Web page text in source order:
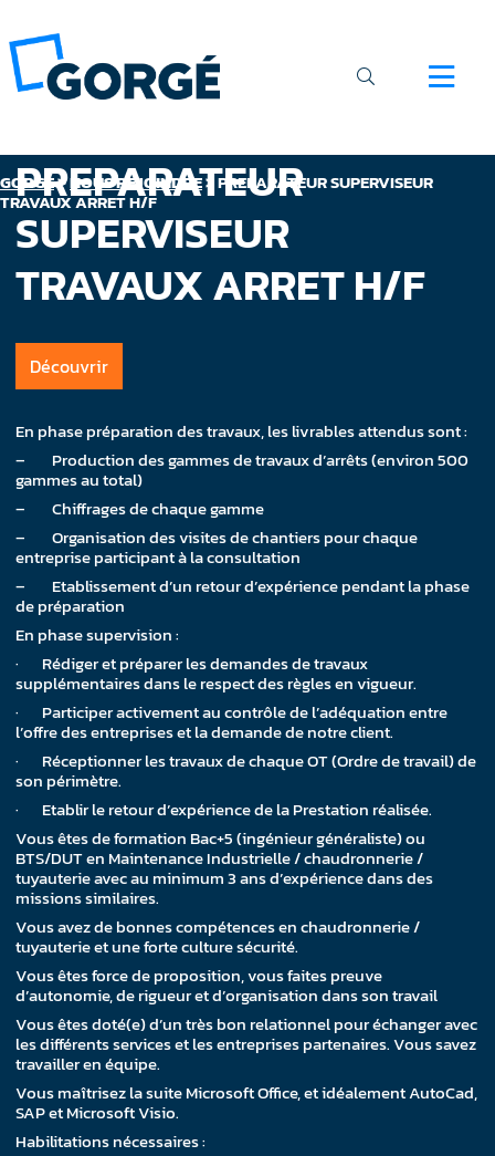
GORGÉ>NOUS REJOINDRE>PREPARATEUR SUPERVISEUR
TRAVAUX ARRET H/F
PREPARATEUR
SUPERVISEUR
TRAVAUX ARRET H/F
Découvrir
En phase préparation des travaux, les livrables attendus sont :
– Production des gammes de travaux d’arrêts (environ 500
gammes au total)
– Chiffrages de chaque gamme
– Organisation des visites de chantiers pour chaque
entreprise participant à la consultation
– Etablissement d’un retour d’expérience pendant la phase
de préparation
En phase supervision :
· Rédiger et préparer les demandes de travaux
supplémentaires dans le respect des règles en vigueur.
· Participer activement au contrôle de l’adéquation entre
l’offre des entreprises et la demande de notre client.
· Réceptionner les travaux de chaque OT (Ordre de travail) de
son périmètre.
· Etablir le retour d’expérience de la Prestation réalisée.
Vous êtes de formation Bac+5 (ingénieur généraliste) ou
BTS/DUT en Maintenance Industrielle / chaudronnerie /
tuyauterie avec au minimum 3 ans d’expérience dans des
missions similaires.
Vous avez de bonnes compétences en chaudronnerie /
tuyauterie et une forte culture sécurité.
Vous êtes force de proposition, vous faites preuve
d’autonomie, de rigueur et d’organisation dans son travail
Vous êtes doté(e) d’un très bon relationnel pour échanger avec
les différents services et les entreprises partenaires. Vous savez
travailler en équipe.
Vous maîtrisez la suite Microsoft Office, et idéalement AutoCad,
SAP et Microsoft Visio.
Habilitations nécessaires :